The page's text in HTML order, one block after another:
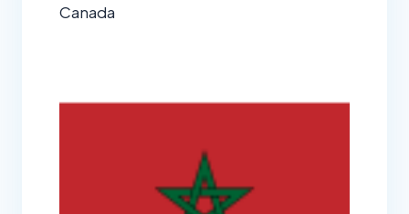
Canada